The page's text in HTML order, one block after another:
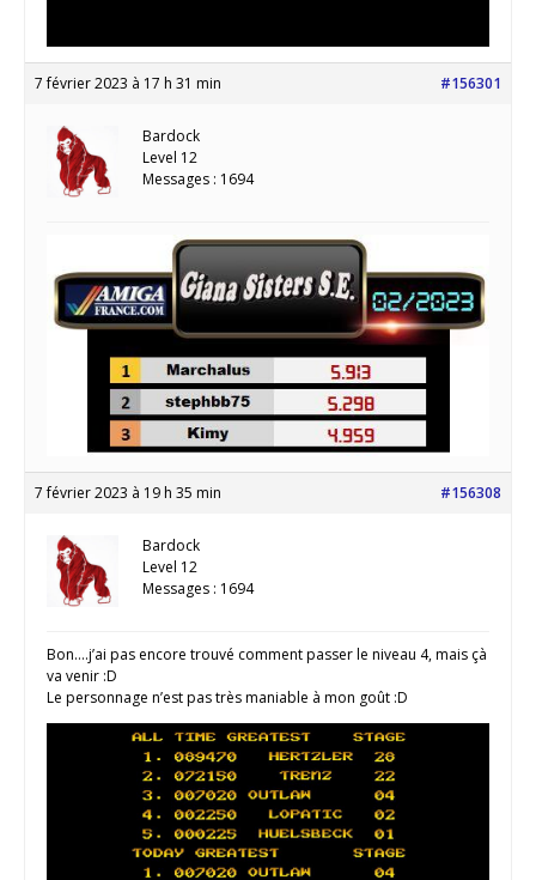
7 février 2023 à 17 h 31 min #156301
Bardock
Level 12
Messages : 1694
7 février 2023 à 19 h 35 min #156308
Bardock
Level 12
Messages : 1694
Bon….j’ai pas encore trouvé comment passer le niveau 4, mais çà
va venir :D
Le personnage n’est pas très maniable à mon goût :D